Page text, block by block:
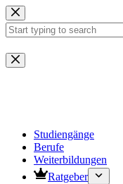
Zum
Inhalt
springen
Keine
Ergebnisse
Studiengänge
Berufe
Weiterbildungen
Ratgeber